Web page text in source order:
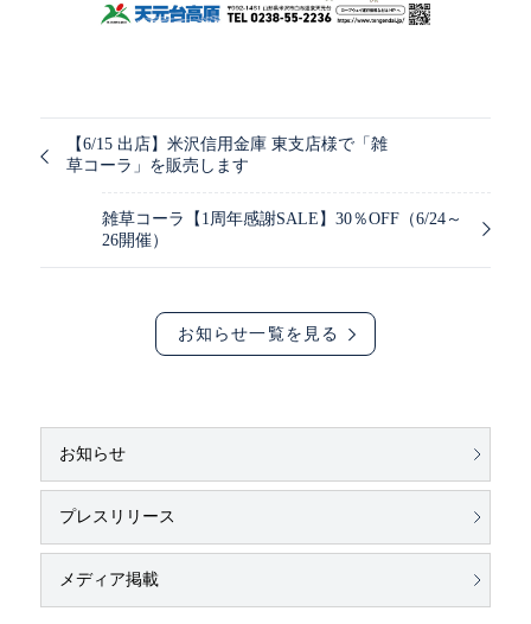
【6/15 出店】米沢信用金庫 東支店様で「雑
草コーラ」を販売します
雑草コーラ【1周年感謝SALE】30％OFF（6/24～
26開催）
お知らせ一覧を見る
お知らせ
プレスリリース
メディア掲載